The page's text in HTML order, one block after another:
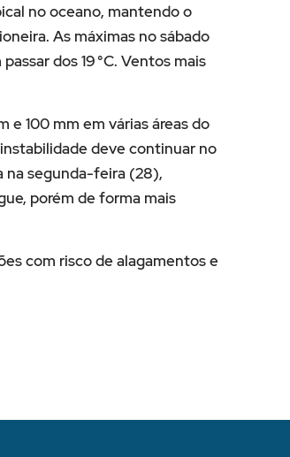
no oceano, mantendo o
As máximas no sábado
dos 19 °C. Ventos mais
100 mm em várias áreas do
deve continuar no
na segunda-feira (28),
porém de forma mais
com risco de alagamentos e